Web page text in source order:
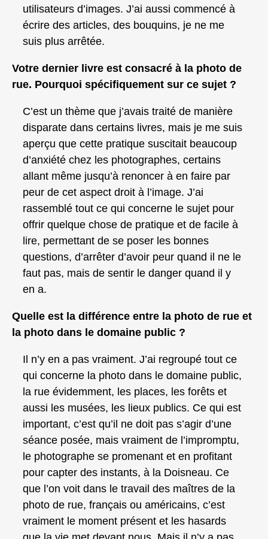
utilisateurs d’images. J’ai aussi commencé à
écrire des articles, des bouquins, je ne me
suis plus arrêtée.
Votre dernier livre est consacré à la photo de
rue. Pourquoi spécifiquement sur ce sujet ?
C’est un thème que j’avais traité de manière
disparate dans certains livres, mais je me suis
aperçu que cette pratique suscitait beaucoup
d’anxiété chez les photographes, certains
allant même jusqu’à renoncer à en faire par
peur de cet aspect droit à l’image. J’ai
rassemblé tout ce qui concerne le sujet pour
offrir quelque chose de pratique et de facile à
lire, permettant de se poser les bonnes
questions, d’arrêter d’avoir peur quand il ne le
faut pas, mais de sentir le danger quand il y
en a.
Quelle est la différence entre la photo de rue et
la photo dans le domaine public ?
Il n’y en a pas vraiment. J’ai regroupé tout ce
qui concerne la photo dans le domaine public,
la rue évidemment, les places, les forêts et
aussi les musées, les lieux publics. Ce qui est
important, c’est qu’il ne doit pas s’agir d’une
séance posée, mais vraiment de l’impromptu,
le photographe se promenant et en profitant
pour capter des instants, à la Doisneau. Ce
que l’on voit dans le travail des maîtres de la
photo de rue, français ou américains, c’est
vraiment le moment présent et les hasards